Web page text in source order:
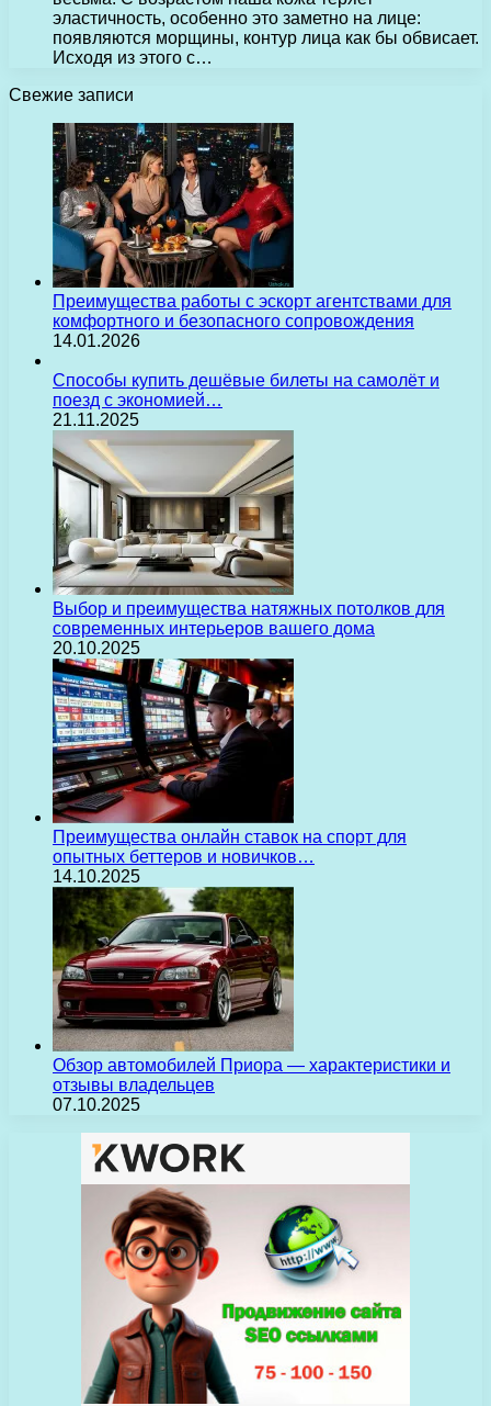
эластичность, особенно это заметно на лице:
появляются морщины, контур лица как бы обвисает.
Исходя из этого с…
Свежие записи
Преимущества работы с эскорт агентствами для
комфортного и безопасного сопровождения
14.01.2026
Способы купить дешёвые билеты на самолёт и
поезд с экономией…
21.11.2025
Выбор и преимущества натяжных потолков для
современных интерьеров вашего дома
20.10.2025
Преимущества онлайн ставок на спорт для
опытных беттеров и новичков…
14.10.2025
Обзор автомобилей Приора — характеристики и
отзывы владельцев
07.10.2025